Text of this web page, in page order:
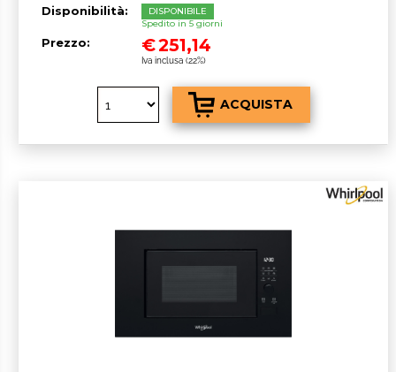
Disponibilità:
DISPONIBILE
Spedito in 5 giorni
Prezzo: €251,14
Iva inclusa (22%)